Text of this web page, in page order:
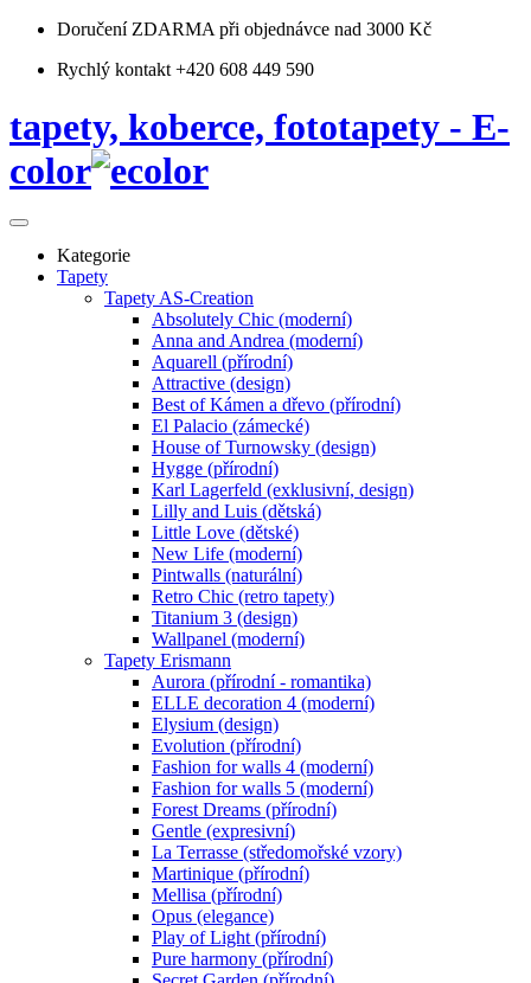
Doručení ZDARMA při objednávce nad 3000 Kč
Rychlý kontakt +420 608 449 590
tapety, koberce, fototapety - E-
color
Kategorie
Tapety
Tapety AS-Creation
Absolutely Chic (moderní)
Anna and Andrea (moderní)
Aquarell (přírodní)
Attractive (design)
Best of Kámen a dřevo (přírodní)
El Palacio (zámecké)
House of Turnowsky (design)
Hygge (přírodní)
Karl Lagerfeld (exklusivní, design)
Lilly and Luis (dětská)
Little Love (dětské)
New Life (moderní)
Pintwalls (naturální)
Retro Chic (retro tapety)
Titanium 3 (design)
Wallpanel (moderní)
Tapety Erismann
Aurora (přírodní - romantika)
ELLE decoration 4 (moderní)
Elysium (design)
Evolution (přírodní)
Fashion for walls 4 (moderní)
Fashion for walls 5 (moderní)
Forest Dreams (přírodní)
Gentle (expresivní)
La Terrasse (středomořské vzory)
Martinique (přírodní)
Mellisa (přírodní)
Opus (elegance)
Play of Light (přírodní)
Pure harmony (přírodní)